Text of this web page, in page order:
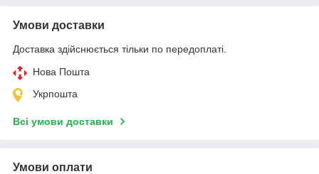
Умови доставки
Доставка здійснюється тільки по передоплаті.
Нова Пошта
Укрпошта
Всі умови доставки
Умови оплати